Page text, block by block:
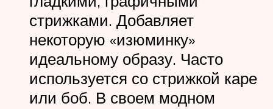
стрижками. Добавляет
некоторую «изюминку»
идеальному образу. Часто
используется со стрижкой каре
или боб. В своем модном